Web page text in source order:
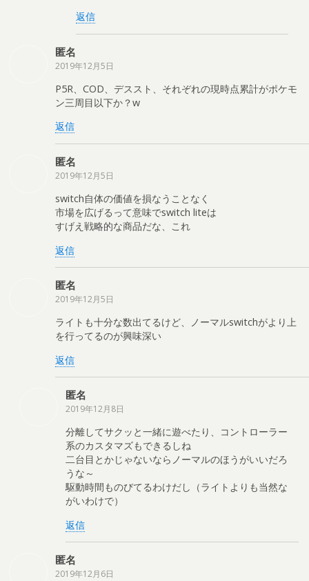
返信
匿名
2019年12月5日
P5R、COD、デススト、それぞれの現時点累計がポケモ
ン三周目以下か？w
返信
匿名
2019年12月5日
switch自体の価値を損なうことなく
市場を広げるって意味でswitch liteは
すげえ戦略的な商品だな、これ
返信
匿名
2019年12月5日
ライトも十分な数出てるけど、ノーマルswitchがより上
を行ってるのが興味深い
返信
匿名
2019年12月8日
分離してサクッと一緒に遊べたり、コントローラー
系のカスタマズもできるしね
二台目とかじゃないならノーマルのほうがいいだろ
うな～
駆動時間ものびてるわけだし（ライトよりも当然な
がいわけで）
返信
匿名
2019年12月6日